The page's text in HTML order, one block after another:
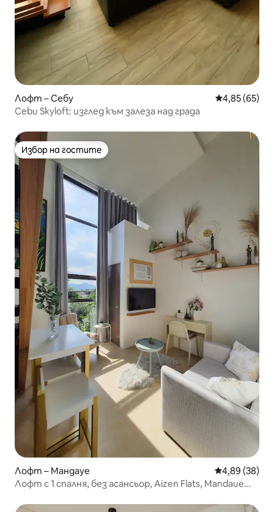
Лофт – Себу Средна
4,85 (65)
Cebu Skyloft: изглед към залеза над града
Избор на гостите
Избор на гостите
Лофт – Мандауе Средна
4,89 (38)
Лофт с 1 спалня, без асансьор, Aizen Flats, Mandaue